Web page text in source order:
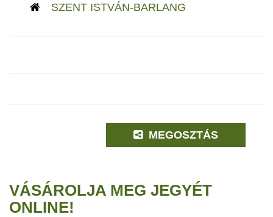
SZENT ISTVÁN-BARLANG
MEGOSZTÁS
VÁSÁROLJA MEG JEGYÉT
ONLINE!